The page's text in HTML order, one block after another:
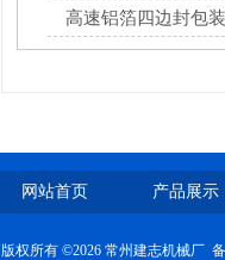
解决对策
高速铝箔四边封包
网站首页 产品展示
版权所有 ©2026 常州建志机械厂